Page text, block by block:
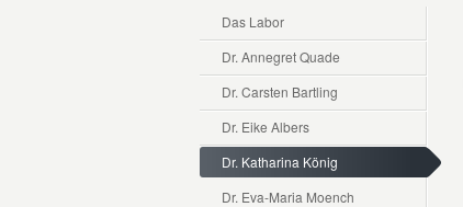
Das Labor
Dr. Annegret Quade
Dr. Carsten Bartling
Dr. Eike Albers
Dr. Katharina König
Dr. Eva-Maria Moench